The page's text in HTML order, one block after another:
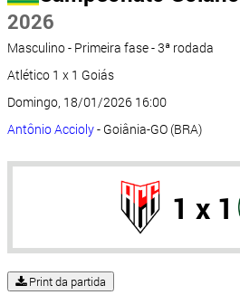
2026
Masculino - Primeira fase - 3ª rodada
Atlético 1 x 1 Goiás
Domingo, 18/01/2026 16:00
Antônio Accioly- Goiânia-GO (BRA)
1 x 1
Print da partida